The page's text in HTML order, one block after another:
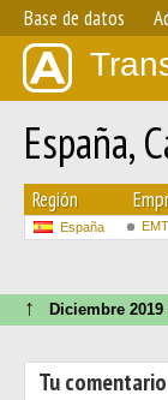
Base de datos
España,
Región
España
↑ Diciembre 2019
Tu comentario